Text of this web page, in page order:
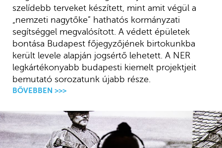
szelídebb terveket készített, mint amit végül a
„nemzeti nagytőke” hathatós kormányzati
segítséggel megvalósított. A védett épületek
bontása Budapest főjegyzőjének birtokunkba
került levele alapján jogsértő lehetett. A NER
legkártékonyabb budapesti kiemelt projektjeit
bemutató sorozatunk újabb része.
BŐVEBBEN >>>